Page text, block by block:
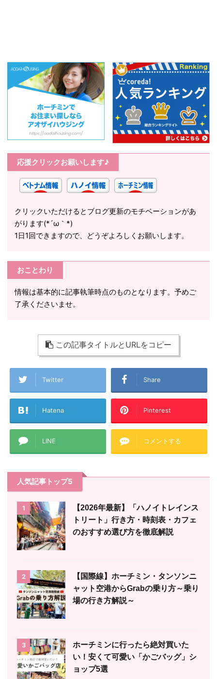
応援クリックお願いします♪
クリックいただけるとブログ更新のモチベーションがあ
がります(*´ω｀*)
1日1回できますので、どうぞよろしくお願いします。
おことわり
情報は基本的に記事執筆時点のものとなります。予めご
了承くださいませ。
この記事タイトルとURLをコピー
Twitter Share
Hatena Pinterest
LINE コメントする
人気記事トップ5
1
【2026年最新】「ハノイトレインス
トリート」行き方・時刻表・カフェ
のおすすめ選び方を徹底解説
2
【国際線】ホーチミン・タンソンニ
ャット空港からGrabの乗り方～乗り
場の行き方解説～
3
ホーチミンに行ったら絶対買いた
い！安くて可愛い「かごバッグ」シ
ョップ5選